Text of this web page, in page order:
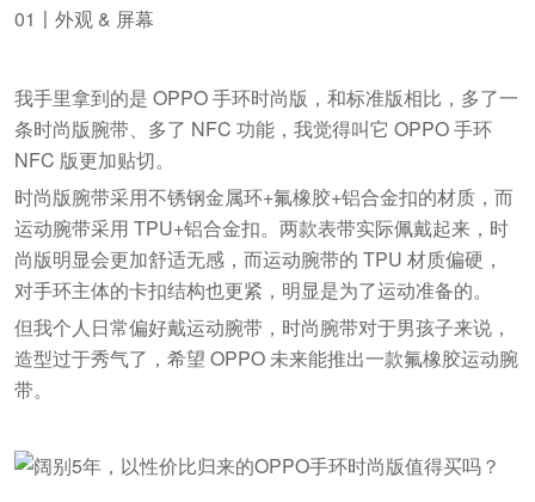
01〡外观 & 屏幕
我手里拿到的是 OPPO 手环时尚版，和标准版相比，多了一
条时尚版腕带、多了 NFC 功能，我觉得叫它 OPPO 手环
NFC 版更加贴切。
时尚版腕带采用不锈钢金属环+氟橡胶+铝合金扣的材质，而
运动腕带采用 TPU+铝合金扣。两款表带实际佩戴起来，时
尚版明显会更加舒适无感，而运动腕带的 TPU 材质偏硬，
对手环主体的卡扣结构也更紧，明显是为了运动准备的。
但我个人日常偏好戴运动腕带，时尚腕带对于男孩子来说，
造型过于秀气了，希望 OPPO 未来能推出一款氟橡胶运动腕
带。